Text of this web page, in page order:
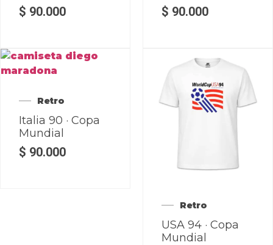
$ 90.000 $ 90.000
Retro
Italia 90 · Copa
Mundial
$ 90.000
Retro
USA 94 · Copa
Mundial